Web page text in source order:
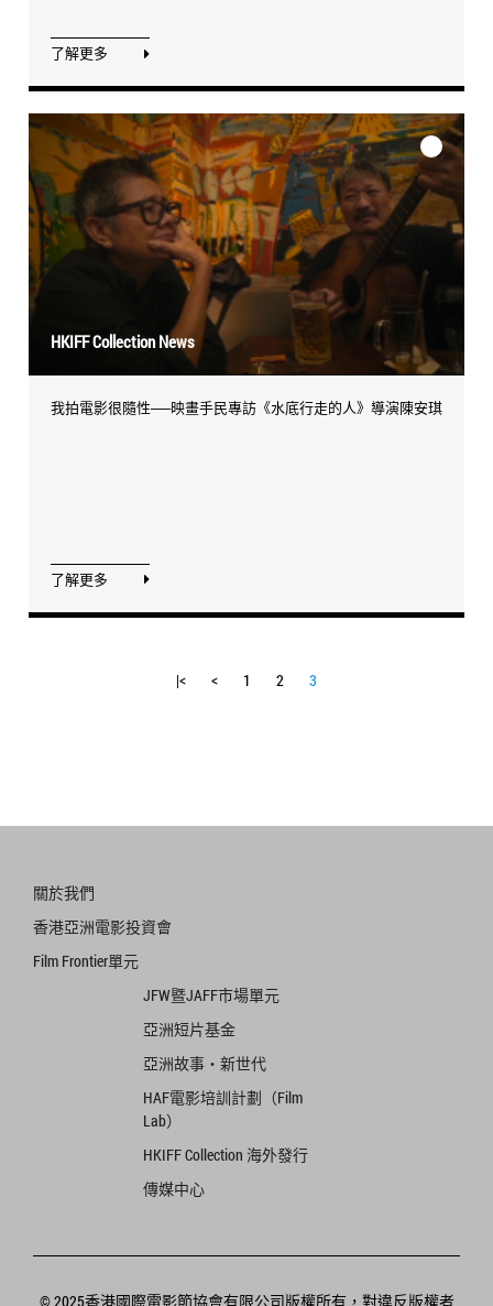
了解更多
HKIFF Collection News
我拍電影很隨性──映畫手民專訪《水底行走的人》導演陳安琪
了解更多
|< < 1 2 3
關於我們
香港亞洲電影投資會
Film Frontier單元
JFW暨JAFF市場單元
亞洲短片基金
亞洲故事‧新世代
HAF電影培訓計劃（Film
Lab）
HKIFF Collection 海外發行
傳媒中心
© 2025香港國際電影節協會有限公司版權所有，對違反版權者